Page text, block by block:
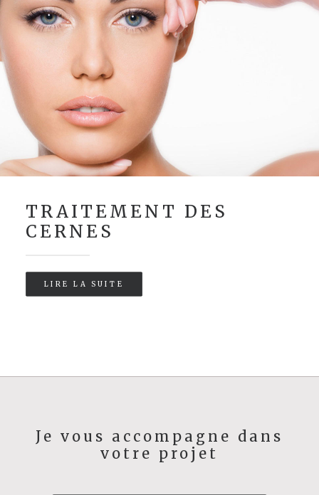
TRAITEMENT DES
CERNES
LIRE LA SUITE
Je vous accompagne dans
votre projet